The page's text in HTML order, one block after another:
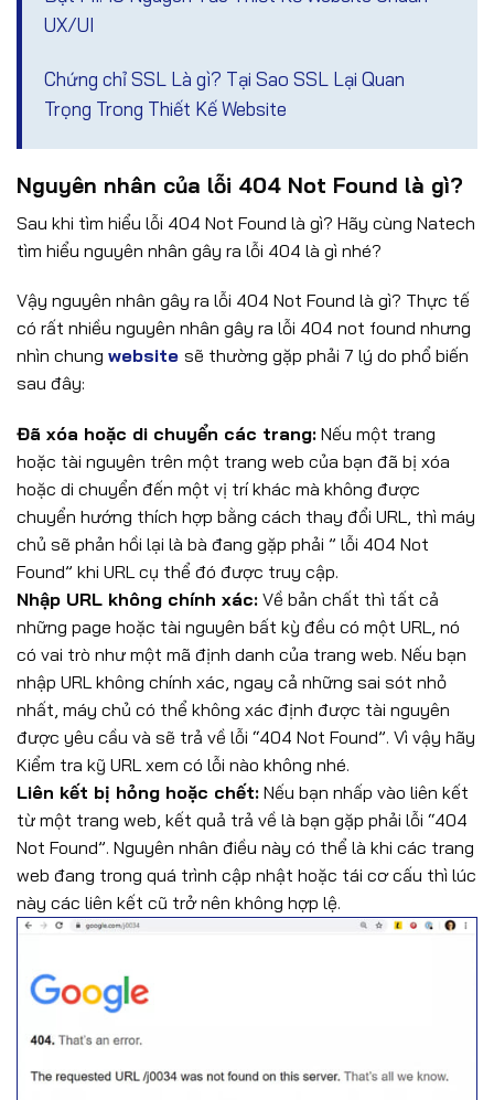
UX/UI
Chứng chỉ SSL Là gì? Tại Sao SSL Lại Quan
Trọng Trong Thiết Kế Website
Nguyên nhân của lỗi 404 Not Found là gì?
Sau khi tìm hiểu lỗi 404 Not Found là gì? Hãy cùng Natech
tìm hiểu nguyên nhân gây ra lỗi 404 là gì nhé?
Vậy nguyên nhân gây ra lỗi 404 Not Found là gì? Thực tế
có rất nhiều nguyên nhân gây ra lỗi 404 not found nhưng
nhìn chung website sẽ thường gặp phải 7 lý do phổ biến
sau đây:
Đã xóa hoặc di chuyển các trang: Nếu một trang
hoặc tài nguyên trên một trang web của bạn đã bị xóa
hoặc di chuyển đến một vị trí khác mà không được
chuyển hướng thích hợp bằng cách thay đổi URL, thì máy
chủ sẽ phản hồi lại là bà đang gặp phải ” lỗi 404 Not
Found” khi URL cụ thể đó được truy cập.
Nhập URL không chính xác: Về bản chất thì tất cả
những page hoặc tài nguyên bất kỳ đều có một URL, nó
có vai trò như một mã định danh của trang web. Nếu bạn
nhập URL không chính xác, ngay cả những sai sót nhỏ
nhất, máy chủ có thể không xác định được tài nguyên
được yêu cầu và sẽ trả về lỗi “404 Not Found”. Vì vậy hãy
Kiểm tra kỹ URL xem có lỗi nào không nhé.
Liên kết bị hỏng hoặc chết: Nếu bạn nhấp vào liên kết
từ một trang web, kết quả trả về là bạn gặp phải lỗi “404
Not Found”. Nguyên nhân điều này có thể là khi các trang
web đang trong quá trình cập nhật hoặc tái cơ cấu thì lúc
này các liên kết cũ trở nên không hợp lệ.